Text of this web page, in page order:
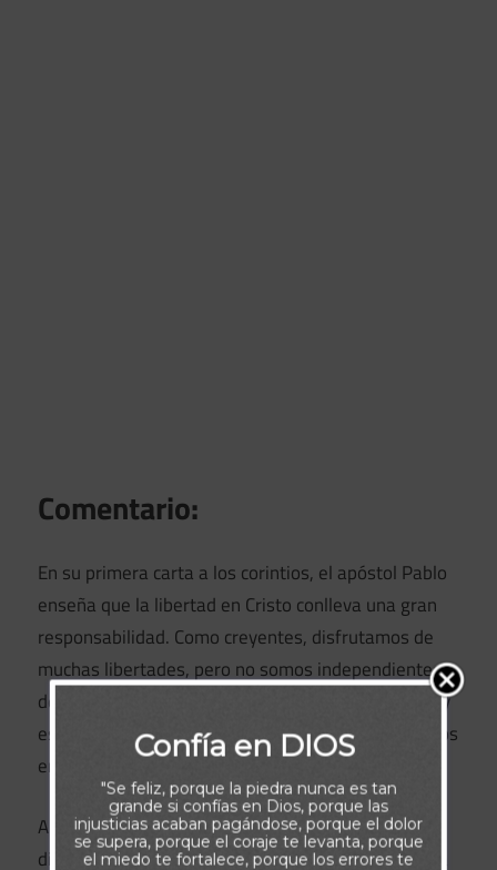
Comentario:
En su primera carta a los corintios, el apóstol Pablo
enseña que la libertad en Cristo conlleva una gran
responsabilidad. Como creyentes, disfrutamos de
muchas libertades, pero no somos independientes
de Dios. Hemos sido unidos a Cristo y a Su iglesia, y
esa unión es eterna. Incluso ahora, mientras vivimos
en este cuerpo, nuestra vida pertenece al Señor.
Aunque somos libres, no todo nos conviene. Pablo
distingue claramente entre libertad y libertinaje. La
Confía en DIOS
"Se feliz, porque la piedra nunca es tan
grande si confías en Dios, porque las
injusticias acaban pagándose, porque el dolor
se supera, porque el coraje te levanta, porque
el miedo te fortalece, porque los errores te